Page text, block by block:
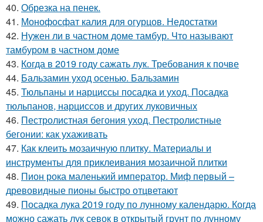
40. Обрезка на пенек.
41. Монофосфат калия для огурцов. Недостатки
42. Нужен ли в частном доме тамбур. Что называют
тамбуром в частном доме
43. Когда в 2019 году сажать лук. Требования к почве
44. Бальзамин уход осенью. Бальзамин
45. Тюльпаны и нарциссы посадка и уход. Посадка
тюльпанов, нарциссов и других луковичных
46. Пестролистная бегония уход. Пестролистные
бегонии: как ухаживать
47. Как клеить мозаичную плитку. Материалы и
инструменты для приклеивания мозаичной плитки
48. Пион рока маленький император. Миф первый –
древовидные пионы быстро отцветают
49. Посадка лука 2019 году по лунному календарю. Когда
можно сажать лук севок в открытый грунт по лунному